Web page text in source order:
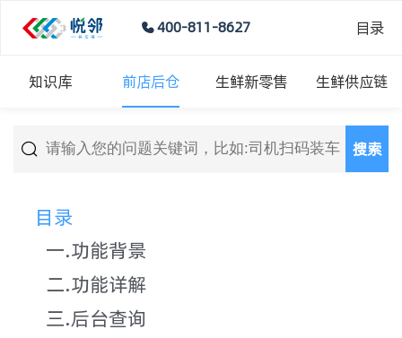
400-811-8627 目录
知识库 前店后仓 生鲜新零售 生鲜供应链
搜索
目录
一.功能背景
二.功能详解
三.后台查询